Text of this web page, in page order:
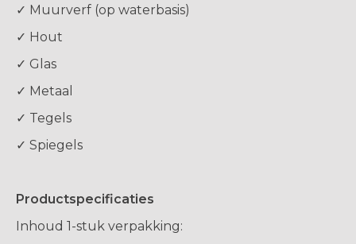
✓ Muurverf (op waterbasis)
✓ Hout
✓ Glas
✓ Metaal
✓ Tegels
✓ Spiegels
Productspecificaties
Inhoud 1-stuk verpakking: